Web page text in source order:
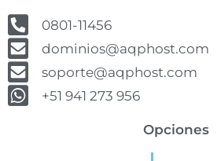
0801-11456
dominios@aqphost.com
soporte@aqphost.com
+51 941 273 956
Opciones